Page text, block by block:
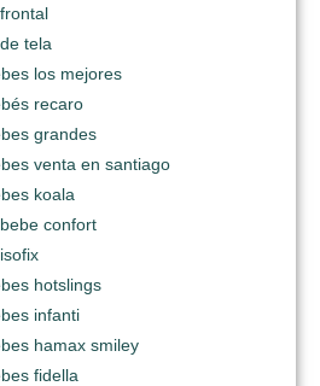
tela
los mejores
recaro
grandes
venta en santiago
koala
confort
hotslings
infanti
hamax smiley
fidella